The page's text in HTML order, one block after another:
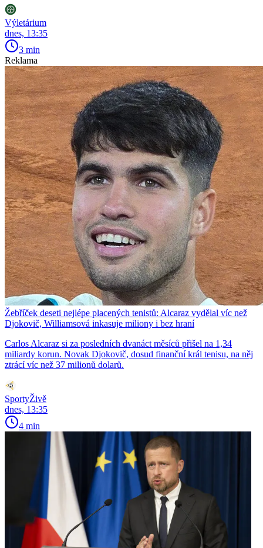
Výletárium
dnes, 13:35
3 min
Reklama
Žebříček deseti nejlépe placených tenistů: Alcaraz vydělal víc než
Djokovič, Williamsová inkasuje miliony i bez hraní
Carlos Alcaraz si za posledních dvanáct měsíců přišel na 1,34
miliardy korun. Novak Djokovič, dosud finanční král tenisu, na něj
ztrácí víc než 37 milionů dolarů.
SportyŽivě
dnes, 13:35
4 min